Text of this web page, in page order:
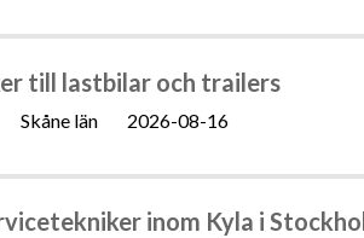
till lastbilar och trailers
Skåne län 2026-08-16
inom Kyla i